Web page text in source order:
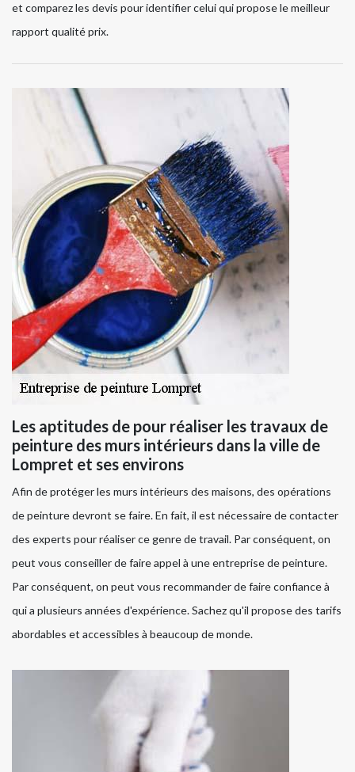
et comparez les devis pour identifier celui qui propose le meilleur
rapport qualité prix.
Les aptitudes de pour réaliser les travaux de
peinture des murs intérieurs dans la ville de
Lompret et ses environs
Afin de protéger les murs intérieurs des maisons, des opérations
de peinture devront se faire. En fait, il est nécessaire de contacter
des experts pour réaliser ce genre de travail. Par conséquent, on
peut vous conseiller de faire appel à une entreprise de peinture.
Par conséquent, on peut vous recommander de faire confiance à
qui a plusieurs années d'expérience. Sachez qu'il propose des tarifs
abordables et accessibles à beaucoup de monde.